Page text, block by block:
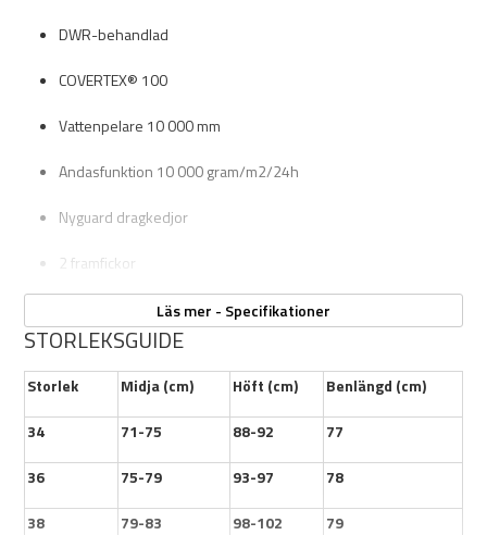
DWR-behandlad
COVERTEX® 100
Vattenpelare 10 000 mm
Andasfunktion 10 000 gram/m2/24h
Nyguard dragkedjor
2 framfickor
Mesh-Foder i Polyester
4 benfickor
Läs mer - Specifikationer
STORLEKSGUIDE
Storlek Midja (cm) Höft (cm)
Benlängd (cm)
34
71-75 88-92
77
36
75-79 93-97
78
38
79-83 98-102
79